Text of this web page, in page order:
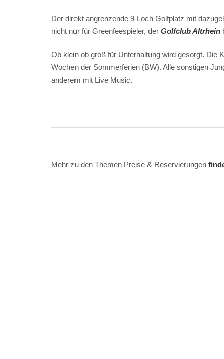
Der direkt angrenzende 9-Loch Golfplatz mit
nicht nur für Greenfeespieler, der Golfclub Altrhein
Ob klein ob groß für Unterhaltung wird gesorgt. Die
Wochen der Sommerferien (BW). Alle sonstigen
anderem mit Live Music.
Mehr zu den Themen Preise & Reservierungen